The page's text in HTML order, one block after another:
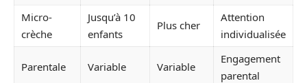
Micro-
crèche
Jusqu’à 10
enfants
Plus cher
Attention
individualisée
Parentale Variable Variable
Engagement
parental